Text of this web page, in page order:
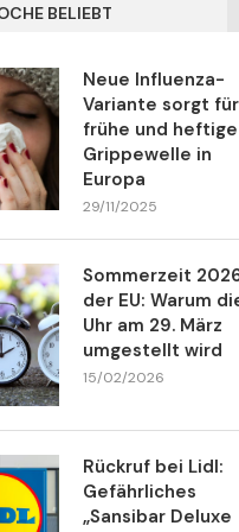
BELIEBT
Neue Influenza-
Variante sorgt für
frühe und heftige
Grippewelle in
Europa
29/11/2025
Sommerzeit
der EU: Warum
Uhr am 29. März
umgestellt wird
15/02/2026
Rückruf bei Lidl:
Gefährliches
„Sansibar Deluxe